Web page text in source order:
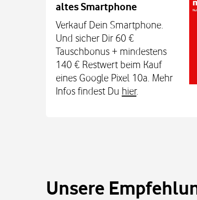
altes Smartphone
Verkauf Dein Smartphone.
Und sicher Dir 60 €
Tauschbonus + mindestens
140 € Restwert beim Kauf
eines Google Pixel 10a. Mehr
Infos findest Du hier.
Dein Kind bleibt unterwegs
Sicherheit erreichbar. Mit der
TCL MT48X Smartwatch für je
Den Tarif gibt's jetzt 3 Monate für
€. Alle Infos bei
Unsere